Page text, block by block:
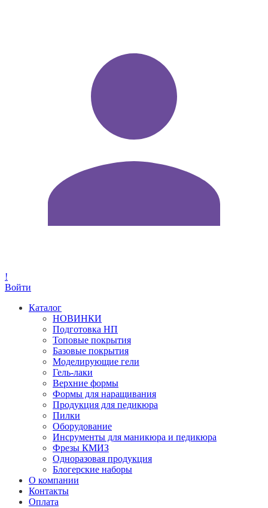
!
Войти
Каталог
НОВИНКИ
Подготовка НП
Топовые покрытия
Базовые покрытия
Моделирующие гели
Гель-лаки
Верхние формы
Формы для наращивания
Продукция для педикюра
Пилки
Оборудование
Инсрументы для маникюра и педикюра
Фрезы КМИЗ
Одноразовая продукция
Блогерские наборы
О компании
Контакты
Оплата